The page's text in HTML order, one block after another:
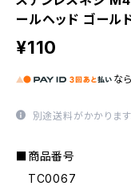
ールヘッド ゴー
¥110
なら
別途送料がかかります
■商品番号
TC0067